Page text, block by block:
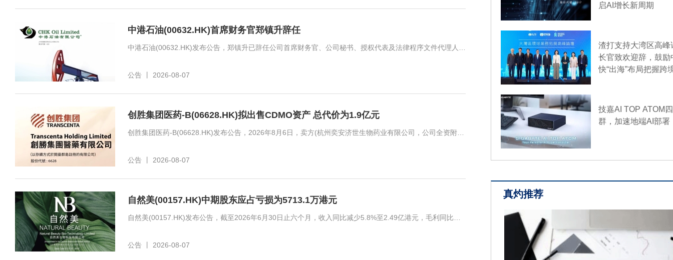
【土耳其称沙土巴三国防务协议与北约条款不
巴基斯坦签署的《麦加共同防务协议》与北约
体防御条款并不冲突。当天早些时候，沙特、
基斯坦三国领导人在沙特麦加签署《麦加共同
议》。协议规定，对三国中任何一国的武装攻
对三国全体的攻击。有舆论认为，土耳其签署
反《北大西洋公约》第五条即集体防御条款并
平行联盟结构”。土耳其通信局声明说，上述说
有根据”，是“显而易见的舆论操控”。声明说，
与包括北约在内的土耳其现有国际联盟承诺相
反，它构成了一种补充性合作机制，有助于维
全。土耳其发展区域伙伴关系并非北约成员身
项。土耳其总统埃尔多安在社交媒体上表示，
武装攻击应视为对缔约国全体的攻击”。
【检察官撤销“破坏倒影池”指控 特朗普让其再
总统特朗普8月7日要求一名联邦检察官“重新审
决定，即撤销对一名前奥运选手破坏林肯纪念
的指控，特朗普坚持认为倒影池受到蓄意破坏
中港石油(00632.HK)首席财务官郑镇升辞任
公告 2026-08-07
创胜集团医药-B(06628.HK)拟出售CDMO资产 总代价为1.9亿元
公告 2026-08-07
自然美(00157.HK)中期股东应占亏损为5713.1万港元
公告 2026-08-07
启AI增长新周期
渣打支持大湾区高峰
长官致欢迎辞，鼓励
快“出海”布局把握跨
技嘉AI TOP ATOM
群，加速地端AI部署
真灼推荐